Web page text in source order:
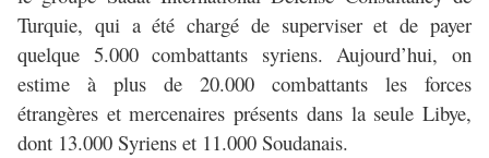
Turquie, qui a été chargé de superviser et de payer
quelque 5.000 combattants syriens. Aujourd’hui, on
estime à plus de 20.000 combattants les forces
étrangères et mercenaires présents dans la seule Libye,
dont 13.000 Syriens et 11.000 Soudanais.